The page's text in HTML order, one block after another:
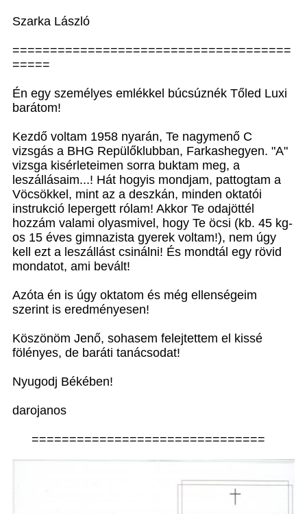
Szarka László
=====================================
=====
Én egy személyes emlékkel búcsúznék Tőled Luxi
barátom!
Kezdő voltam 1958 nyarán, Te nagymenő C
vizsgás a BHG Repülőklubban, Farkashegyen. "A"
vizsga kisérleteimen sorra buktam meg, a
leszállásaim...! Hát hogyis mondjam, pattogtam a
Vöcsökkel, mint az a deszkán, minden oktatói
instrukció lepergett rólam! Akkor Te odajöttél
hozzám valami olyasmivel, hogy Te öcsi (kb. 45 kg-
os 15 éves gimnazista gyerek voltam!), nem úgy
kell ezt a leszállást csinálni! És mondtál egy rövid
mondatot, ami bevált!
Azóta én is úgy oktatom és még ellenségeim
szerint is eredményesen!
Köszönöm Jenő, sohasem felejtettem el kissé
fölényes, de baráti tanácsodat!
Nyugodj Békében!
darojanos
===============================